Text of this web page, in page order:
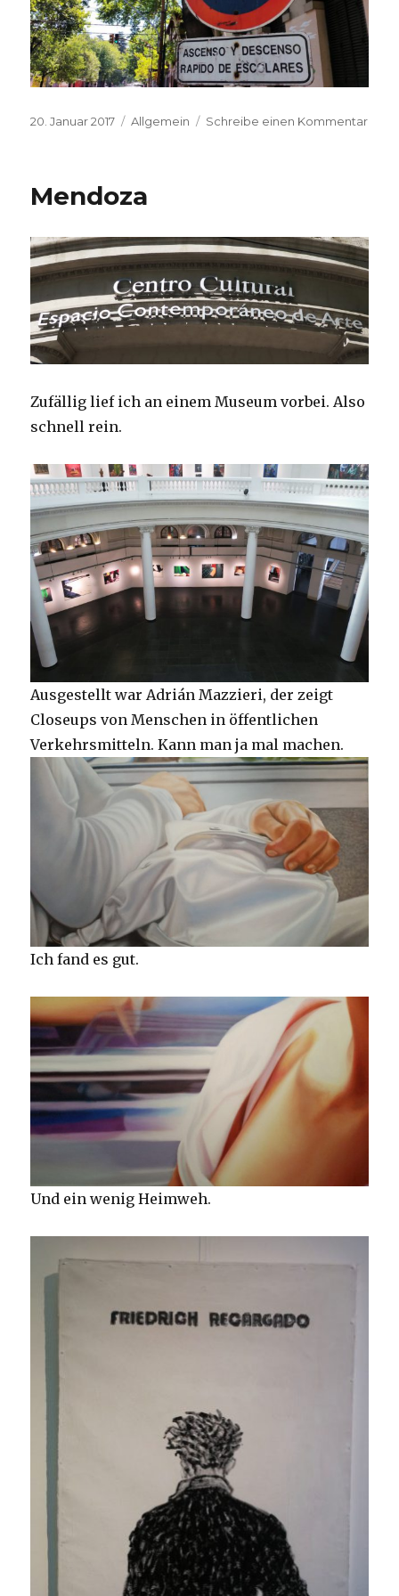
Veröffentlicht
20. Januar 2017 Kategorien
Allgemein Schreibe einen Kommentarzu
Mendoza
Zufällig lief ich an einem Museum vorbei. Also
schnell rein.
Ausgestellt war Adrián Mazzieri, der zeigt
Closeups von Menschen in öffentlichen
Verkehrsmitteln. Kann man ja mal machen.
Ich fand es gut.
Und ein wenig Heimweh.